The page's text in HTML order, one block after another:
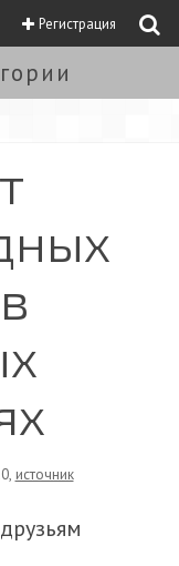
Регистрация
, источник